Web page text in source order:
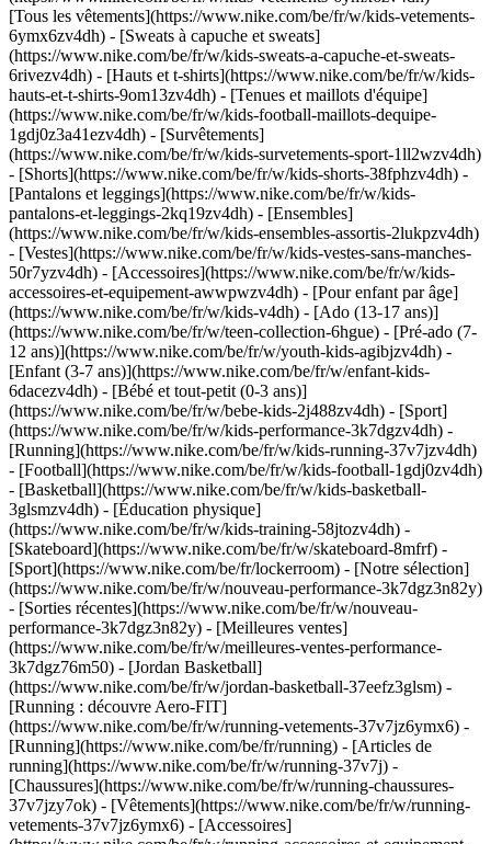
[Tous les vêtements](https://www.nike.com/be/fr/w/kids-vetements-
6ymx6zv4dh) - [Sweats à capuche et sweats]
(https://www.nike.com/be/fr/w/kids-sweats-a-capuche-et-sweats-
6rivezv4dh) - [Hauts et t-shirts](https://www.nike.com/be/fr/w/kids-
hauts-et-t-shirts-9om13zv4dh) - [Tenues et maillots d'équipe]
(https://www.nike.com/be/fr/w/kids-football-maillots-dequipe-
1gdj0z3a41ezv4dh) - [Survêtements]
(https://www.nike.com/be/fr/w/kids-survetements-sport-1ll2wzv4dh)
- [Shorts](https://www.nike.com/be/fr/w/kids-shorts-38fphzv4dh) -
[Pantalons et leggings](https://www.nike.com/be/fr/w/kids-
pantalons-et-leggings-2kq19zv4dh) - [Ensembles]
(https://www.nike.com/be/fr/w/kids-ensembles-assortis-2lukpzv4dh)
- [Vestes](https://www.nike.com/be/fr/w/kids-vestes-sans-manches-
50r7yzv4dh) - [Accessoires](https://www.nike.com/be/fr/w/kids-
accessoires-et-equipement-awwpwzv4dh) - [Pour enfant par âge]
(https://www.nike.com/be/fr/w/kids-v4dh) - [Ado (13-17 ans)]
(https://www.nike.com/be/fr/w/teen-collection-6hgue) - [Pré-ado (7-
12 ans)](https://www.nike.com/be/fr/w/youth-kids-agibjzv4dh) -
[Enfant (3-7 ans)](https://www.nike.com/be/fr/w/enfant-kids-
6dacezv4dh) - [Bébé et tout-petit (0-3 ans)]
(https://www.nike.com/be/fr/w/bebe-kids-2j488zv4dh) - [Sport]
(https://www.nike.com/be/fr/w/kids-performance-3k7dgzv4dh) -
[Running](https://www.nike.com/be/fr/w/kids-running-37v7jzv4dh)
- [Football](https://www.nike.com/be/fr/w/kids-football-1gdj0zv4dh)
- [Basketball](https://www.nike.com/be/fr/w/kids-basketball-
3glsmzv4dh) - [Éducation physique]
(https://www.nike.com/be/fr/w/kids-training-58jtozv4dh) -
[Skateboard](https://www.nike.com/be/fr/w/skateboard-8mfrf) -
[Sport](https://www.nike.com/be/fr/lockerroom) - [Notre sélection]
(https://www.nike.com/be/fr/w/nouveau-performance-3k7dgz3n82y)
- [Sorties récentes](https://www.nike.com/be/fr/w/nouveau-
performance-3k7dgz3n82y) - [Meilleures ventes]
(https://www.nike.com/be/fr/w/meilleures-ventes-performance-
3k7dgz76m50) - [Jordan Basketball]
(https://www.nike.com/be/fr/w/jordan-basketball-37eefz3glsm) -
[Running : découvre Aero-FIT]
(https://www.nike.com/be/fr/w/running-vetements-37v7jz6ymx6) -
[Running](https://www.nike.com/be/fr/running) - [Articles de
running](https://www.nike.com/be/fr/w/running-37v7j) -
[Chaussures](https://www.nike.com/be/fr/w/running-chaussures-
37v7jzy7ok) - [Vêtements](https://www.nike.com/be/fr/w/running-
vetements-37v7jz6ymx6) - [Accessoires]